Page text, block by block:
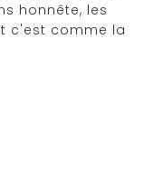
honnête, les
c'est comme la